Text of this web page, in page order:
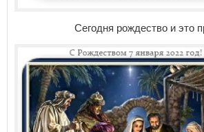
Сегодня рождество и это